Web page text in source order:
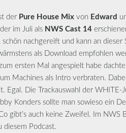
der Pure House Mix von Edward
im Juli als NWS Cast 14
schön nachgereift und kann an dieser
als Download empfohlen
ersten Mal angespielt habe
Machines als Intro verbraten.
Egal. Die Trackauswahl der WHITE-
Konders sollte man sowieso ein
gibt’s auch keine Zweifel. Im NWS
Podcast.